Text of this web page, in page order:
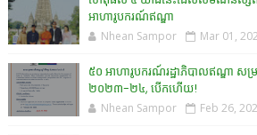
អាហារូបករណ៍ឥណ្ឌា
Nhean Sampor Mar 01,
៥០ អាហារូបករណ៍រដ្ឋាភិបាលឥណ្ឌា ស
២០២៣-២៤, បើកហើយ!
Nhean Sampor Feb 26,